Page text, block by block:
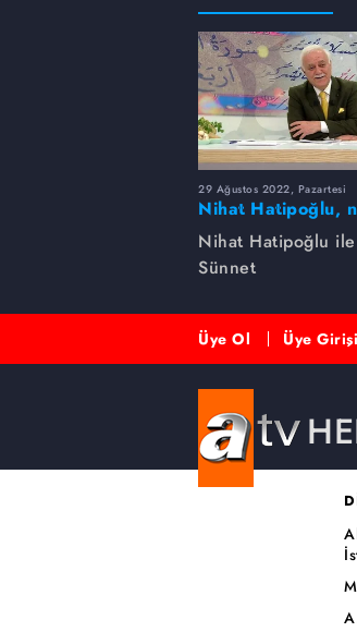
29 Ağustos 2022, Pazartesi
Nihat Hatipoğlu,
şirk olduğunu
Nihat Hatipoğlu
Sünnet
Üye Ol Üye Girişi